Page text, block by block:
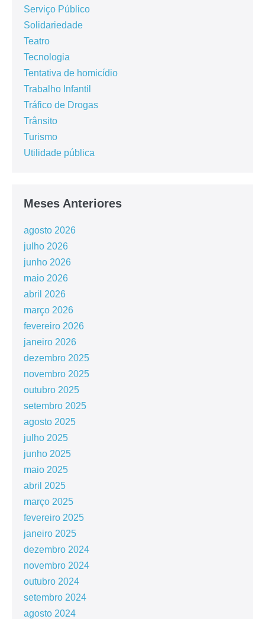
Serviço Público
Solidariedade
Teatro
Tecnologia
Tentativa de homicídio
Trabalho Infantil
Tráfico de Drogas
Trânsito
Turismo
Utilidade pública
Meses Anteriores
agosto 2026
julho 2026
junho 2026
maio 2026
abril 2026
março 2026
fevereiro 2026
janeiro 2026
dezembro 2025
novembro 2025
outubro 2025
setembro 2025
agosto 2025
julho 2025
junho 2025
maio 2025
abril 2025
março 2025
fevereiro 2025
janeiro 2025
dezembro 2024
novembro 2024
outubro 2024
setembro 2024
agosto 2024